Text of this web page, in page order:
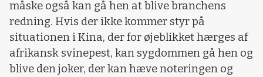
måske også kan gå hen at blive branchens
redning. Hvis der ikke kommer styr på
situationen i Kina, der for øjeblikket hærges af
afrikansk svinepest, kan sygdommen gå hen og
blive den joker, der kan hæve noteringen og